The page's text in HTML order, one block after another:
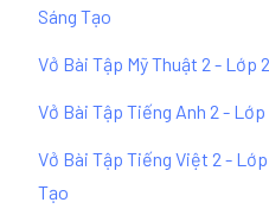
Sáng Tạo
Vở Bài Tập Mỹ Thuật 2 - Lớp
Vở Bài Tập Tiếng Anh 2 - Lớp
Vở Bài Tập Tiếng Việt 2 - Lớp
Tạo